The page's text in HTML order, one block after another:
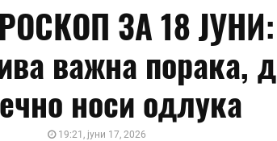
ЗА 18
важна порака,
носи одлука
19:21, јуни 17, 2026